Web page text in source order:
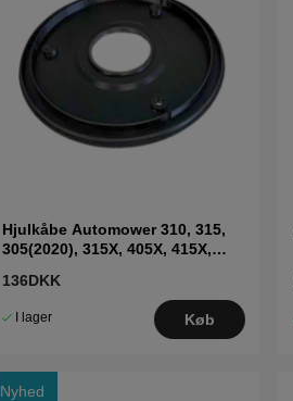
Hjulkåbe Automower 310, 315,
305(2020), 315X, 405X, 415X,
136DKK
I lager Køb
Nyhed